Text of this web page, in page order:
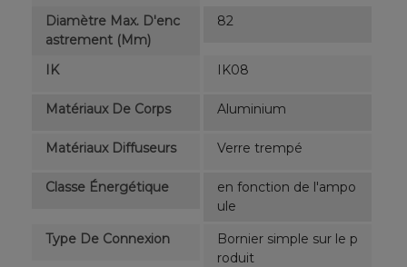
Diamètre Max. D'enc
Astrement (mm)
82
IK IK08
Matériaux De Corps Aluminium
Matériaux Diffuseurs Verre trempé
Classe Énergétique
en fonction de l'ampo
ule
Type De Connexion
Bornier simple sur le p
roduit